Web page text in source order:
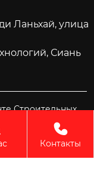
Ланьхай, улица
Сиань
Строительных

Контакты